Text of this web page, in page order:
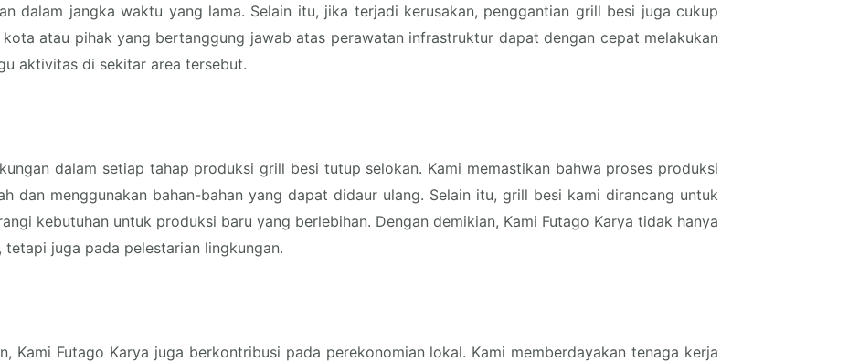
dalam jangka waktu yang lama. Selain itu, jika terjadi kerusakan, penggantian grill besi juga cukup
atau pihak yang bertanggung jawab atas perawatan infrastruktur dapat dengan cepat melakukan
aktivitas di sekitar area tersebut.
dalam setiap tahap produksi grill besi tutup selokan. Kami memastikan bahwa proses produksi
dan menggunakan bahan-bahan yang dapat didaur ulang. Selain itu, grill besi kami dirancang untuk
kebutuhan untuk produksi baru yang berlebihan. Dengan demikian, Kami Futago Karya tidak hanya
juga pada pelestarian lingkungan.
Kami Futago Karya juga berkontribusi pada perekonomian lokal. Kami memberdayakan tenaga kerja